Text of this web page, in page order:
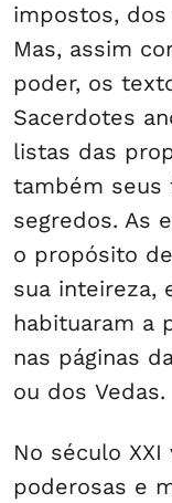
impostos,
Mas, assim
poder, os
Sacerdotes
listas das
também seus
segredos. As
o propósito
sua inteireza,
habituaram a
nas páginas
ou dos Vedas.
No século
poderosas e